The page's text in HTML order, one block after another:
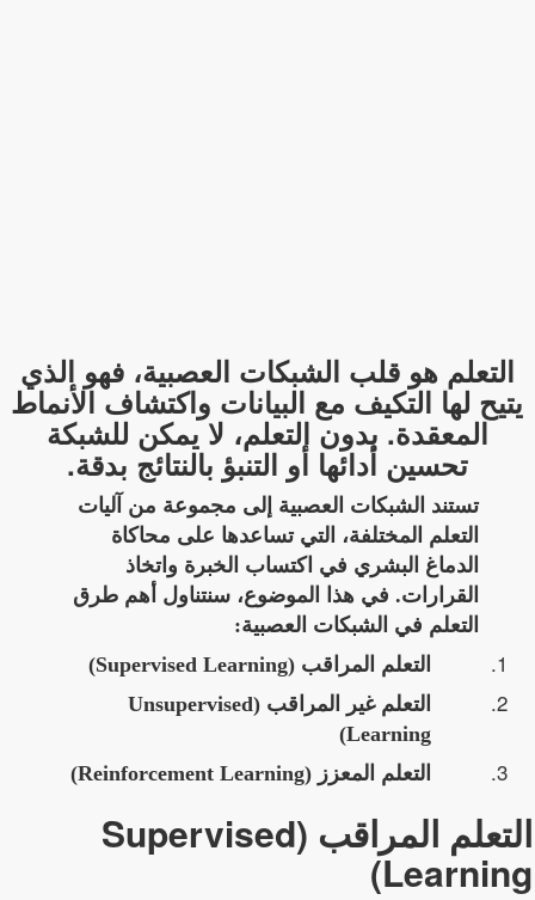
التعلم هو قلب الشبكات العصبية، فهو الذي
يتيح لها التكيف مع البيانات واكتشاف الأنماط
المعقدة. بدون التعلم، لا يمكن للشبكة
تحسين أدائها أو التنبؤ بالنتائج بدقة.
تستند الشبكات العصبية إلى مجموعة من آليات
التعلم المختلفة، التي تساعدها على محاكاة
الدماغ البشري في اكتساب الخبرة واتخاذ
القرارات. في هذا الموضوع، سنتناول أهم طرق
التعلم في الشبكات العصبية:
التعلم المراقب (Supervised Learning)
التعلم غير المراقب (Unsupervised
Learning)
التعلم المعزز (Reinforcement Learning)
التعلم المراقب (Supervised
Learning)